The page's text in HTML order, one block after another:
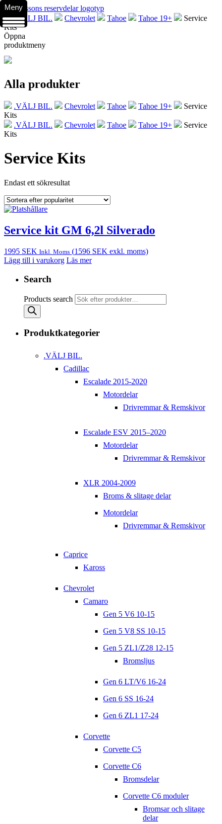
.VÄLJ BIL. Chevrolet Tahoe Tahoe 19+
Service
Kits
Öppna
produktmeny
Alla produkter
.VÄLJ BIL. Chevrolet Tahoe Tahoe 19+
Service
Kits
.VÄLJ BIL.
Chevrolet Tahoe Tahoe 19+
Service
Kits
Service Kits
Endast ett sökresultat
Service kit GM 6,2l Silverado
1995 SEK Inkl. Moms (1596 SEK exkl. moms)
Lägg till i varukorg Läs mer
Search
Products search
Produktkategorier
.VÄLJ BIL.
Cadillac
Escalade 2015-2020
Motordelar
Drivremmar & Remskivor
Escalade ESV 2015–2020
Motordelar
Drivremmar & Remskivor
XLR 2004-2009
Broms & slitage delar
Motordelar
Drivremmar & Remskivor
Caprice
Kaross
Chevrolet
Camaro
Gen 5 V6 10-15
Gen 5 V8 SS 10-15
Gen 5 ZL1/Z28 12-15
Bromsljus
Gen 6 LT/V6 16-24
Gen 6 SS 16-24
Gen 6 ZL1 17-24
Corvette
Corvette C5
Corvette C6
Bromsdelar
Corvette C6 moduler
Bromsar och slitage
delar
Meny